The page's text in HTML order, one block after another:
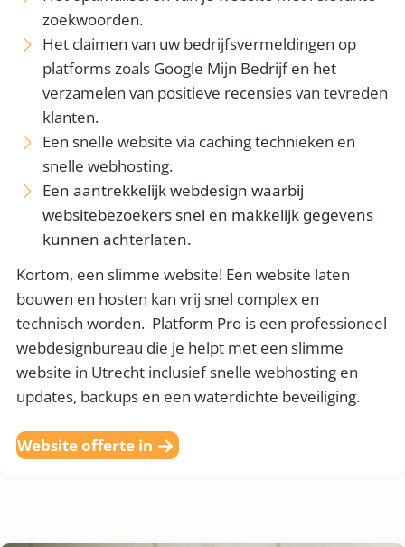
zoekwoorden.
Het claimen van uw bedrijfsvermeldingen op
platforms zoals Google Mijn Bedrijf en het
verzamelen van positieve recensies van tevreden
klanten.
Een snelle website via caching technieken en
snelle webhosting.
Een aantrekkelijk webdesign waarbij
websitebezoekers snel en makkelijk gegevens
kunnen achterlaten.
Kortom, een slimme website! Een website laten
bouwen en hosten kan vrij snel complex en
technisch worden. Platform Pro is een professioneel
webdesignbureau die je helpt met een slimme
website in Utrecht inclusief snelle webhosting en
updates, backups en een waterdichte beveiliging.
Website offerte in